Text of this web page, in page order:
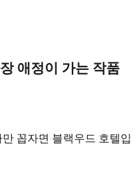
애정이 가는 작품
꼽자면 블랙우드 호텔입